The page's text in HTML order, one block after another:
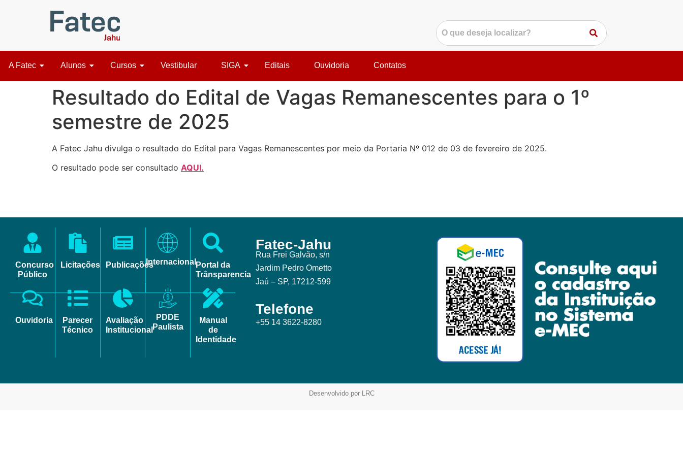
A Fatec Alunos Cursos Vestibular SIGA Editais Ouvidoria Contatos
Resultado do Edital de Vagas Remanescentes para o 1º
semestre de 2025
A Fatec Jahu divulga o resultado do Edital para Vagas Remanescentes por meio da Portaria Nº 012 de 03 de fevereiro de 2025.
O resultado pode ser consultado AQUI.
Concurso
Público
Licitações PublicaçõesInternacionalPortal da
Trânsparencia
Ouvidoria
Parecer
Técnico
Avaliação
Institucional
PDDE
Paulista
Manual
de
Identidade
Fatec-Jahu
Rua Frei Galvão, s/n
Jardim Pedro Ometto
Jaú – SP, 17212-599
Telefone
+55 14 3622-8280
Desenvolvido por LRC